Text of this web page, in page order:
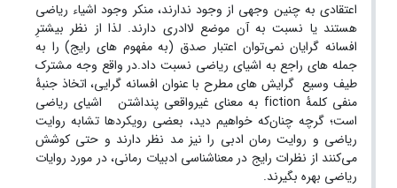
اعتقادی به چنین وجهی از وجود ندارند، منکر وجود اشیاء ریاضی
هستند یا نسبت به آن موضع لا‌ادری دارند. لذا از نظر بیشترِ
افسانه گرایان نمی‌توان اعتبار صدق (به مفهوم های رایج) را به
جمله های راجع به اشیای ریاضی نسبت داد.در واقع وجه مشترک
طیف وسیع گرایش های مطرح با عنوان افسانه گرایی، اتخاذ جنبۀ
منفی کلمۀ fiction به معنای غیرواقعی پنداشتن اشیای ریاضی
است؛ گرچه چنان‌که خواهیم دید، بعضی رویکردها تشابه روایت
ریاضی و روایت رمان ادبی را نیز مد نظر دارند و حتی کوشش
می‌کنند از نظرات رایج در معناشناسی ادبیات رمانی، در مورد روایات
ریاضی بهره بگیرند.